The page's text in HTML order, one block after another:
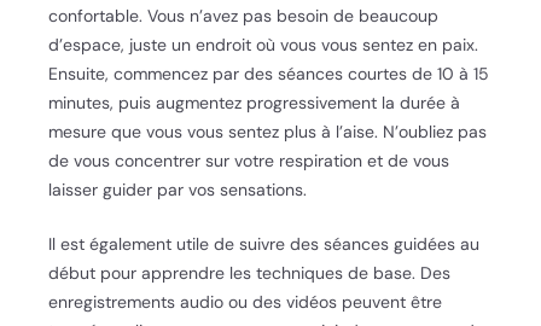
confortable. Vous n’avez pas besoin de beaucoup
d’espace, juste un endroit où vous vous sentez en paix.
Ensuite, commencez par des séances courtes de 10 à 15
minutes, puis augmentez progressivement la durée à
mesure que vous vous sentez plus à l’aise. N’oubliez pas
de vous concentrer sur votre respiration et de vous
laisser guider par vos sensations.
Il est également utile de suivre des séances guidées au
début pour apprendre les techniques de base. Des
enregistrements audio ou des vidéos peuvent être